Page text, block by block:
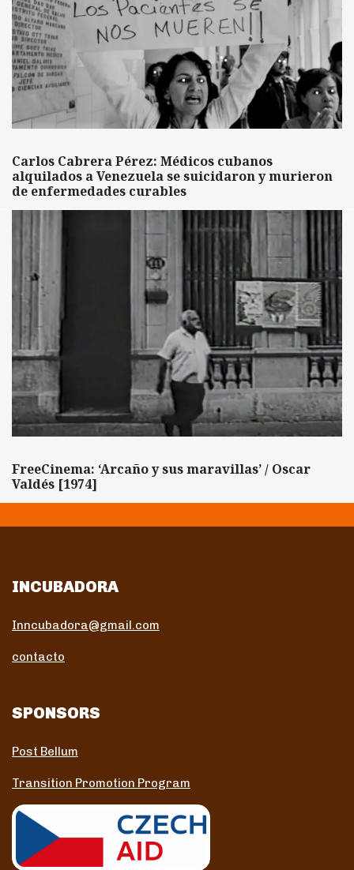
Carlos Cabrera Pérez: Médicos cubanos
alquilados a Venezuela se suicidaron y murieron
de enfermedades curables
FreeCinema: ‘Arcaño y sus maravillas’ / Oscar
Valdés [1974]
INCUBADORA
Inncubadora@gmail.com
contacto
SPONSORS
Post Bellum
Transition Promotion Program